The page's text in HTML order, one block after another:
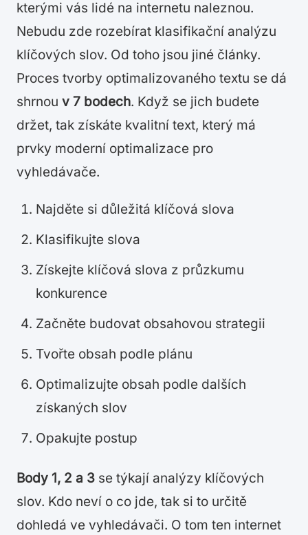
kterými vás lidé na internetu naleznou.
Nebudu zde rozebírat klasifikační analýzu
klíčových slov. Od toho jsou jiné články.
Proces tvorby optimalizovaného textu se dá
shrnou v 7 bodech. Když se jich budete
držet, tak získáte kvalitní text, který má
prvky moderní optimalizace pro
vyhledávače.
Najděte si důležitá klíčová slova
Klasifikujte slova
Získejte klíčová slova z průzkumu
konkurence
Začněte budovat obsahovou strategii
Tvořte obsah podle plánu
Optimalizujte obsah podle dalších
získaných slov
Opakujte postup
Body 1, 2 a 3 se týkají analýzy klíčových
slov. Kdo neví o co jde, tak si to určitě
dohledá ve vyhledávači. O tom ten internet